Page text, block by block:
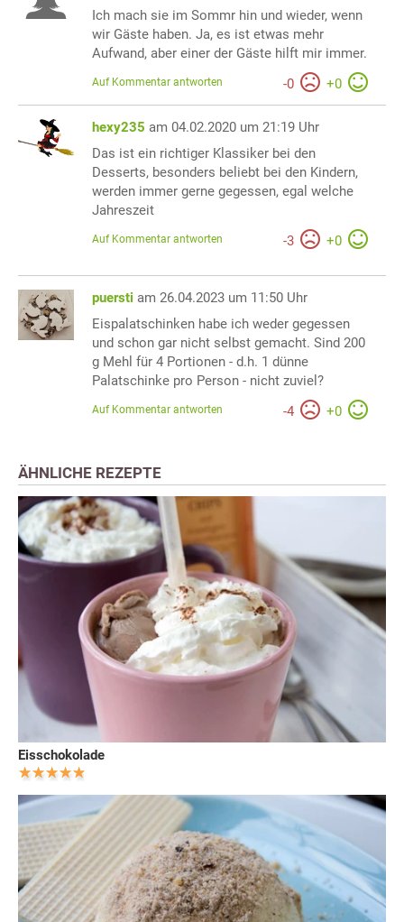
Ich mach sie im Sommr hin und wieder, wenn
wir Gäste haben. Ja, es ist etwas mehr
Aufwand, aber einer der Gäste hilft mir immer.
-0 +0
Auf Kommentar antworten
hexy235 am 04.02.2020 um 21:19 Uhr
Das ist ein richtiger Klassiker bei den
Desserts, besonders beliebt bei den Kindern,
werden immer gerne gegessen, egal welche
Jahreszeit
-3 +0
Auf Kommentar antworten
puersti am 26.04.2023 um 11:50 Uhr
Eispalatschinken habe ich weder gegessen
und schon gar nicht selbst gemacht. Sind 200
g Mehl für 4 Portionen - d.h. 1 dünne
Palatschinke pro Person - nicht zuviel?
-4 +0
Auf Kommentar antworten
ÄHNLICHE REZEPTE
Eisschokolade